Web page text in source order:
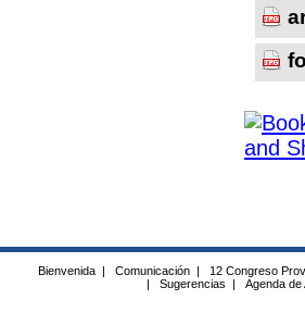
Bienvenida | Comunicación | 12 Congreso
|
Sugerencias | Agenda de